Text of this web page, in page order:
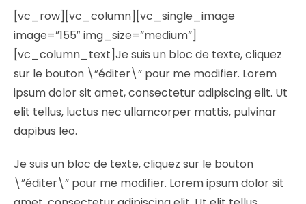
[vc_row][vc_column][vc_single_image
image=”155″ img_size=”medium”]
[vc_column_text]Je suis un bloc de texte, cliquez
sur le bouton \”éditer\” pour me modifier. Lorem
ipsum dolor sit amet, consectetur adipiscing elit. Ut
elit tellus, luctus nec ullamcorper mattis, pulvinar
dapibus leo.
Je suis un bloc de texte, cliquez sur le bouton
\”éditer\” pour me modifier. Lorem ipsum dolor sit